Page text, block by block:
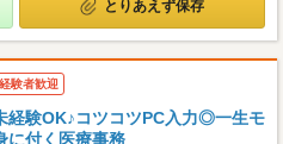
とりあえず保存
験者歓迎
経験OK♪コツコツPC入力◎一生モ
に付く医療事務